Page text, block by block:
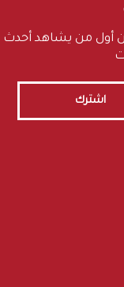
أول من يشاهد أحدث
اشترك